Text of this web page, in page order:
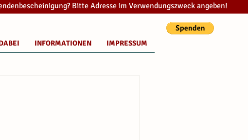
Bitte Adresse im Verwendungszweck angeben!
INFORMATIONEN IMPRESSUM